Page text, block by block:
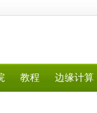
教程 边缘计算